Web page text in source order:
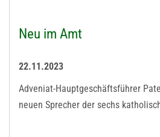
Neu im Amt
22.11.2023
Adveniat-Hauptgeschäftsführer
neuen Sprecher der sechs